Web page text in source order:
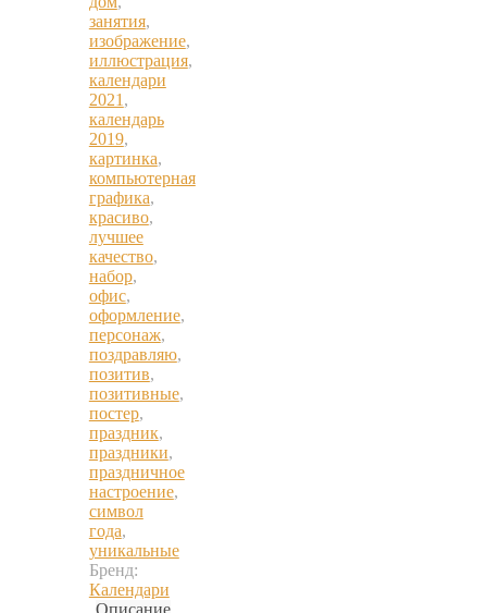
занятия,
изображение,
иллюстрация,
календари
2021 ,
календарь
2019,
картинка,
компьютерная
графика,
красиво,
лучшее
качество,
набор,
офис,
оформление,
персонаж,
поздравляю,
позитив,
позитивные,
постер,
праздник,
праздники,
праздничное
настроение,
символ
года,
уникальные
Бренд:
Календари
Описание